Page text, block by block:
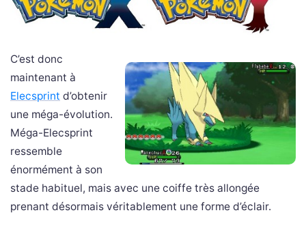
C’est donc
maintenant à
Elecsprint d’obtenir
une méga-évolution.
Méga-Elecsprint
ressemble
énormément à son
stade habituel, mais avec une coiffe très allongée
prenant désormais véritablement une forme d’éclair.